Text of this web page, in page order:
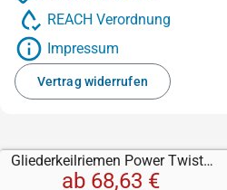
Gliederkeilriemen Power Twist Plus
ab 68,63 €
REACH Verordnung
Impressum
Vertrag widerrufen